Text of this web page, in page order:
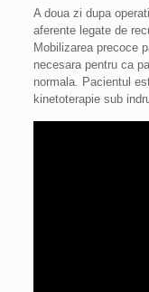
A doua zi dupa
aferente legate de
Mobilizarea precoce
necesara pentru ca
normala. Pacientul
kinetoterapie sub